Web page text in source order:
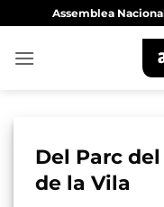
content
Assemblea
Del Parc
de la Vila